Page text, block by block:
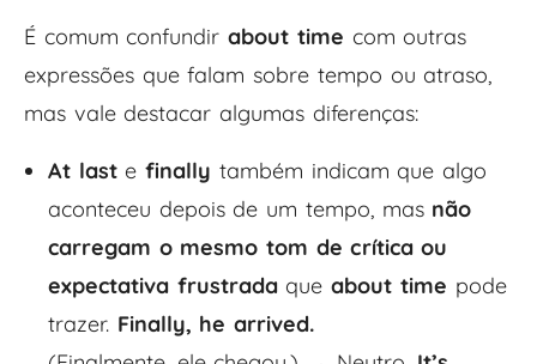
É comum confundirabout time com outras
expressões que falam sobre tempo ou atraso,
mas vale destacar algumas diferenças:
At lastefinally também indicam que algo
aconteceu depois de um tempo, mas não
carregam o mesmo tom de crítica ou
expectativa frustradaqueabout time pode
trazer. Finally, he arrived.